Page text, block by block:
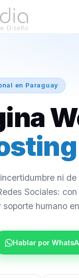
en Paraguay
ni
Sociales:
humano
Hablar por